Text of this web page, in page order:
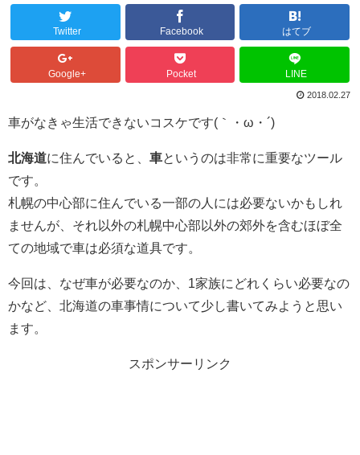
Twitter Facebook はてブ
Google+ Pocket LINE
2018.02.27
車がなきゃ生活できないコスケです(｀・ω・´)
北海道に住んでいると、 車というのは非常に重要なツール
です。
札幌の中心部に住んでいる一部の人には必要ないかもしれ
ませんが、それ以外の札幌中心部以外の郊外を含むほぼ全
ての地域で車は必須な道具です。
今回は、なぜ車が必要なのか、1家族にどれくらい必要なの
かなど、北海道の車事情について少し書いてみようと思い
ます。
スポンサーリンク